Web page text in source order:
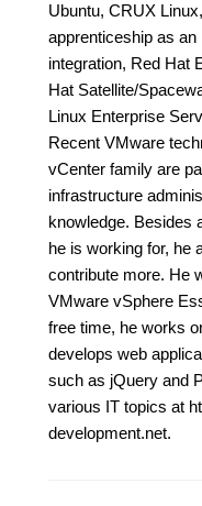
Ubuntu, CRUX
apprenticeship as
integration, Red Hat
Hat Satellite/
Linux Enterprise
Recent VMware
vCenter family are
infrastructure
knowledge. Besides
he is working for, he
contribute more. He
VMware vSphere
free time, he works
develops web
such as jQuery and
various IT topics at
development.net.